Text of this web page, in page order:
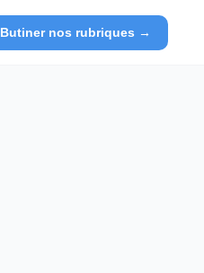
Butiner nos rubriques →